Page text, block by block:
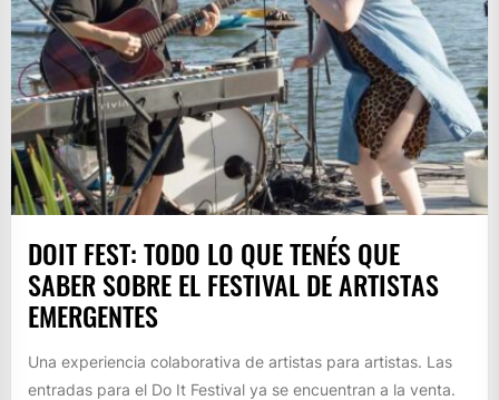
DOIT FEST: TODO LO QUE TENÉS QUE
SABER SOBRE EL FESTIVAL DE ARTISTAS
EMERGENTES
Una experiencia colaborativa de artistas para artistas. Las
entradas para el Do It Festival ya se encuentran a la venta.